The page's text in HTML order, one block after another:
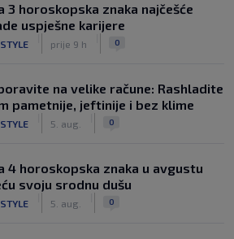
3 horoskopska znaka najčešće
uspješne karijere
prije 9 h 0
na velike račune: Rashladite
pametnije, jeftinije i bez klime
5. aug. 0
4 horoskopska znaka u avgustu
svoju srodnu dušu
5. aug. 0